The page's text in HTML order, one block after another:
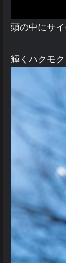
頭の中にサ
輝くハクモ